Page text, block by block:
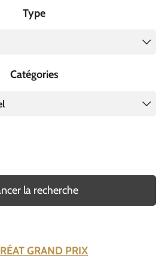
Type
Catégories
la recherche
GRAND PRIX